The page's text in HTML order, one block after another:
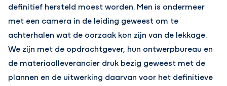
definitief hersteld moest worden. Men is ondermeer
met een camera in de leiding geweest om te
achterhalen wat de oorzaak kon zijn van de lekkage.
We zijn met de opdrachtgever, hun ontwerpbureau en
de materiaalleverancier druk bezig geweest met de
plannen en de uitwerking daarvan voor het definitieve